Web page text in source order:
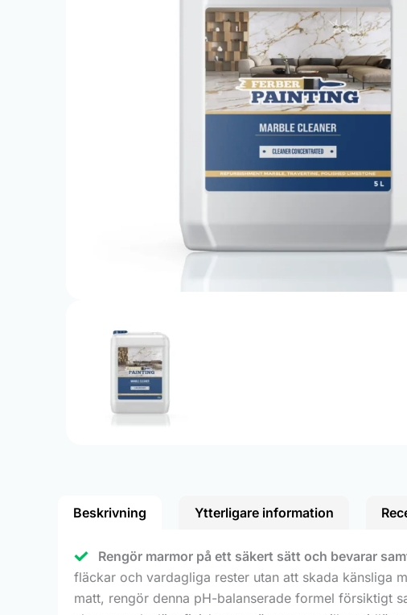
Beskrivning Ytterligare information
Rengör marmor på ett säkert sätt och bevarar
fläckar och vardagliga rester utan att skada känsliga
matt, rengör denna pH-balanserade formel försiktigt